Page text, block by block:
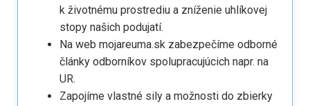
k životnému prostrediu a zníženie uhlíkovej
stopy našich podujatí.
Na web mojareuma.sk zabezpečíme odborné
články odborníkov spolupracujúcich napr. na
UR.
Zapojíme vlastné sily a možnosti do zbierky